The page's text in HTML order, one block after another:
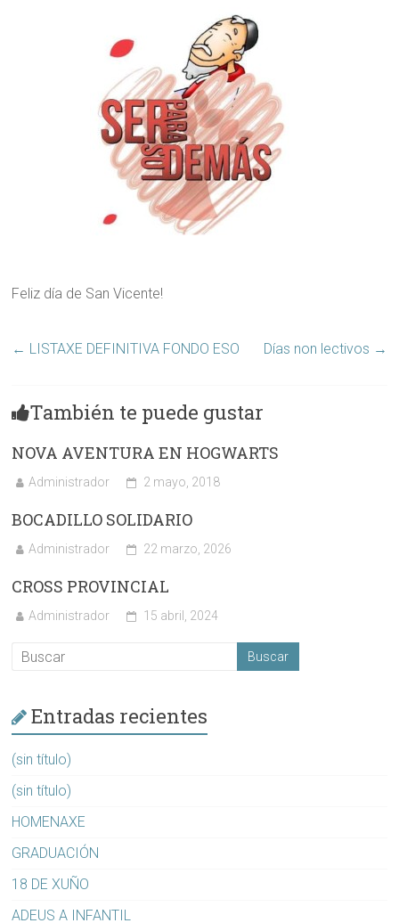
Feliz día de San Vicente!
← LISTAXE DEFINITIVA FONDO ESO Días non lectivos →
También te puede gustar
NOVA AVENTURA EN HOGWARTS
Administrador 2 mayo, 2018
BOCADILLO SOLIDARIO
Administrador 22 marzo, 2026
CROSS PROVINCIAL
Administrador 15 abril, 2024
Entradas recientes
(sin título)
(sin título)
HOMENAXE
GRADUACIÓN
18 DE XUÑO
ADEUS A INFANTIL